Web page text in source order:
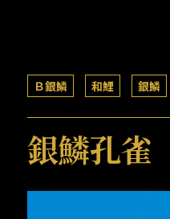
Ｂ銀鱗 和鯉 銀鱗
銀鱗孔雀